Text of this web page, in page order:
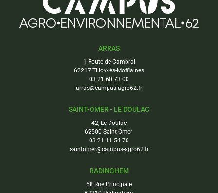
ARRAS
1 Route de Cambrai
62217 Tilloy-lès-Mofflaines
03 21 60 73 00
arras@campus-agro62.fr
SAINT-OMER - LE DOULAC
42, Le Doulac
62500 Saint-Omer
03 21 11 54 70
saintomer@campus-agro62.fr
RADINGHEM
58 Rue Principale